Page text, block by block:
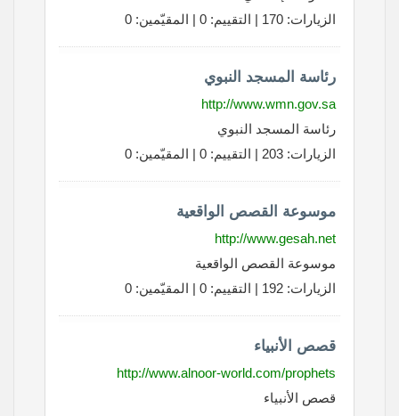
الزيارات: 170 | التقييم: 0 | المقيّمين: 0
رئاسة المسجد النبوي
http://www.wmn.gov.sa
رئاسة المسجد النبوي
الزيارات: 203 | التقييم: 0 | المقيّمين: 0
موسوعة القصص الواقعية
http://www.gesah.net
موسوعة القصص الواقعية
الزيارات: 192 | التقييم: 0 | المقيّمين: 0
قصص الأنبياء
http://www.alnoor-world.com/prophets
قصص الأنبياء